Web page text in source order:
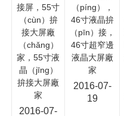
接屏，55寸
（cùn）拚
接大屏廠
（chǎng）
家，55寸液
晶（jīng）
拚接大屏廠
家
2016-07-
（píng），
46寸液晶拚
（pīn）接，
46寸超窄邊
液晶大屏廠
家
2016-07-
19